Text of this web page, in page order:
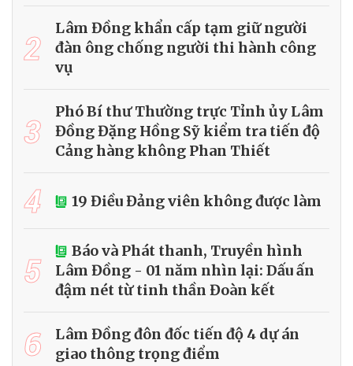
2
Lâm Đồng khẩn cấp tạm giữ người
đàn ông chống người thi hành công
vụ
3
Phó Bí thư Thường trực Tỉnh ủy Lâm
Đồng Đặng Hồng Sỹ kiểm tra tiến độ
Cảng hàng không Phan Thiết
4 19 Điều Đảng viên không được làm
5
Báo và Phát thanh, Truyền hình
Lâm Đồng - 01 năm nhìn lại: Dấu ấn
đậm nét từ tinh thần Đoàn kết
6
Lâm Đồng đôn đốc tiến độ 4 dự án
giao thông trọng điểm